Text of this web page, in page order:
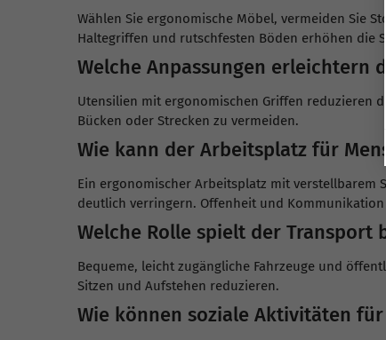
Wählen Sie ergonomische Möbel, vermeiden Sie
Haltegriffen und rutschfesten Böden erhöhen die
Welche Anpassungen erleichtern
Utensilien mit ergonomischen Griffen reduzieren
Bücken oder Strecken zu vermeiden.
Wie kann der Arbeitsplatz für
Ein ergonomischer Arbeitsplatz mit verstellbarem
deutlich verringern. Offenheit und
Welche Rolle spielt der Transport
Bequeme, leicht zugängliche Fahrzeuge und
Sitzen und Aufstehen reduzieren.
Wie können soziale Aktivitäten